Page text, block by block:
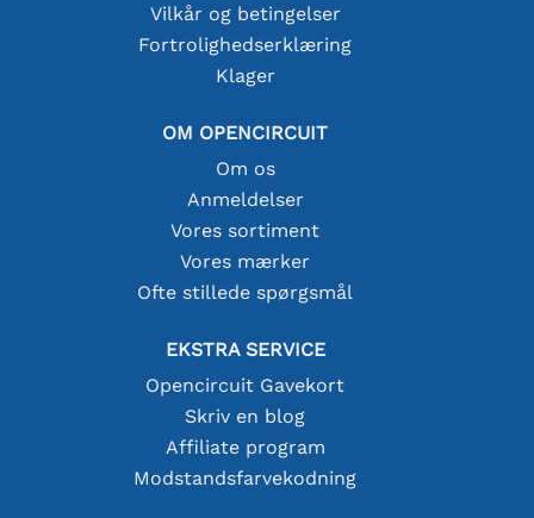
Vilkår og betingelser
Fortrolighedserklæring
Klager
OM OPENCIRCUIT
Om os
Anmeldelser
Vores sortiment
Vores mærker
Ofte stillede spørgsmål
EKSTRA SERVICE
Opencircuit Gavekort
Skriv en blog
Affiliate program
Modstandsfarvekodning